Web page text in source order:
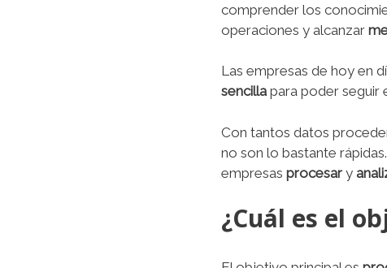
comprender los
operaciones y alcanzar
Las empresas de hoy en
sencilla para poder seguir
Con tantos datos
no son lo bastante
empresas procesar y
¿Cuál es el